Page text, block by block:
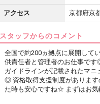
アクセス 京都府京
スタッフからのコメント
全国で約200ヵ拠点に展開して
供責任者と管理者のお仕事で
ガイドラインが記載されたマ
◎ 資格取得支援制度がありま
た時も安心ですね☆ まずはお気